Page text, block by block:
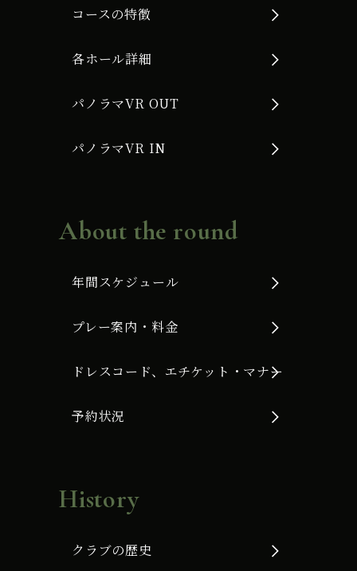
コースの特徴
各ホール詳細
パノラマVR OUT
パノラマVR IN
About the round
年間スケジュール
プレー案内・料金
ドレスコード、エチケット・マナー
予約状況
History
クラブの歴史